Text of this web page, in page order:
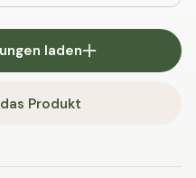
laden
Produkt